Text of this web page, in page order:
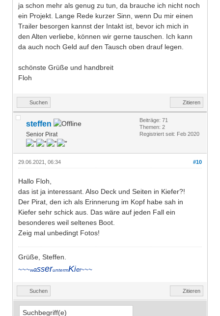
ja schon mehr als genug zu tun, da brauche ich nicht noch
ein Projekt. Lange Rede kurzer Sinn, wenn Du mir einen
Trailer besorgen kannst der Intakt ist, bevor ich mich in
den Alten verliebe, können wir gerne tauschen. Ich kann
da auch noch Geld auf den Tausch oben drauf legen.
schönste Grüße und handbreit
Floh
Suchen Zitieren
steffen
Senior Pirat
Beiträge: 71
Themen: 2
Registriert seit: Feb 2020
#10
29.06.2021, 06:34
Hallo Floh,
das ist ja interessant. Also Deck und Seiten in Kiefer?!
Der Pirat, den ich als Erinnerung im Kopf habe sah in
Kiefer sehr schick aus. Das wäre auf jeden Fall ein
besonderes weil seltenes Boot.
Zeig mal unbedingt Fotos!
Grüße, Steffen.
~~~wasseruntermKiel~~~
Suchen Zitieren